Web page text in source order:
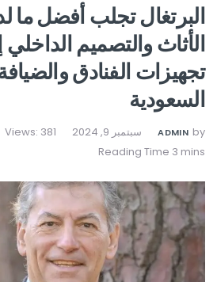
البرتغال تجلب أفضل ما
الأثاث والتصميم
السعودية
by
ADMIN سبتمبر 9, 2024 Views: 381